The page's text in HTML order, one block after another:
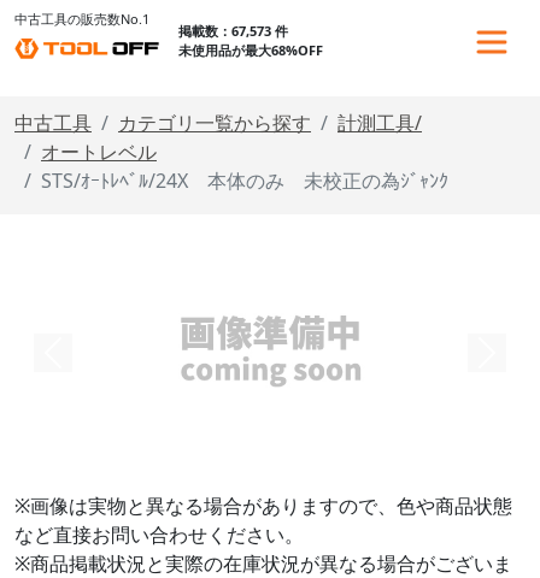
中古工具の販売数No.1
掲載数：67,573 件
未使用品が最大68%OFF
中古工具 カテゴリ一覧から探す
計測工具/
オートレベル
STS/ｵｰﾄﾚﾍﾞﾙ/24X 本体のみ 未校正の為ｼﾞｬﾝｸ
※画像は実物と異なる場合がありますので、色や商品状態
など直接お問い合わせください。
※商品掲載状況と実際の在庫状況が異なる場合がございま